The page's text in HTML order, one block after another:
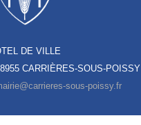
DE VILLE
CARRIÈRES-SOUS-POISSY